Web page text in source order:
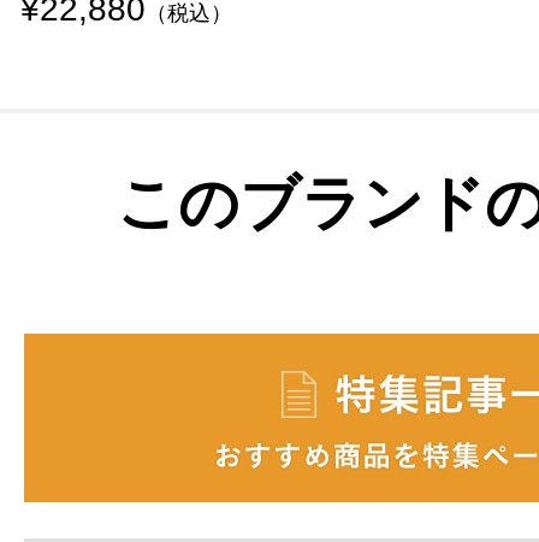
¥22,880 （税込）
このブランド